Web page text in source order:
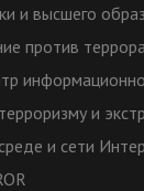
и высшего
против террора
и
и сети